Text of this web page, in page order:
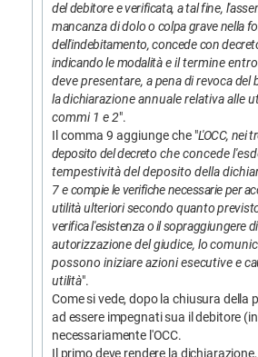
deldebitore everificata, atalfine,
mancanzadidolo o colpa grave nella
dell'indebitamento, concede con
indicando le modalità e il termine
deve presentare, a pena direvoca del
ladichiarazione annuale relativa alle
commi 1 e 2".
Il comma 9 aggiunge che "L'OCC, nei
deposito deldecreto che concede
tempestività del deposito della
7 ecompiele verifichenecessarie per
utilitàulteriori secondo quanto
verifica l'esistenza o il sopraggiungere
autorizzazionedel giudice, lo
possono iniziare azioniesecutivee
utilità".
Come si vede, dopo la chiusura della
ad essere impegnati sua il debitore
necessariamente l'OCC.
Il primo deve rendere la